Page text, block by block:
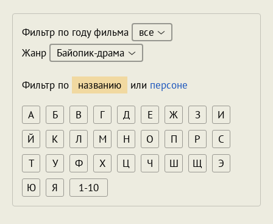
Фильтр по году фильма
все
Жанр
Байопик-драма
Фильтр по названию или персоне
А Б В Г Д Е Ж З
И
Й
К Л М Н О П Р
С
Т
У Ф Х Ц Ч Ш Щ
Э
Ю
Я 1-10